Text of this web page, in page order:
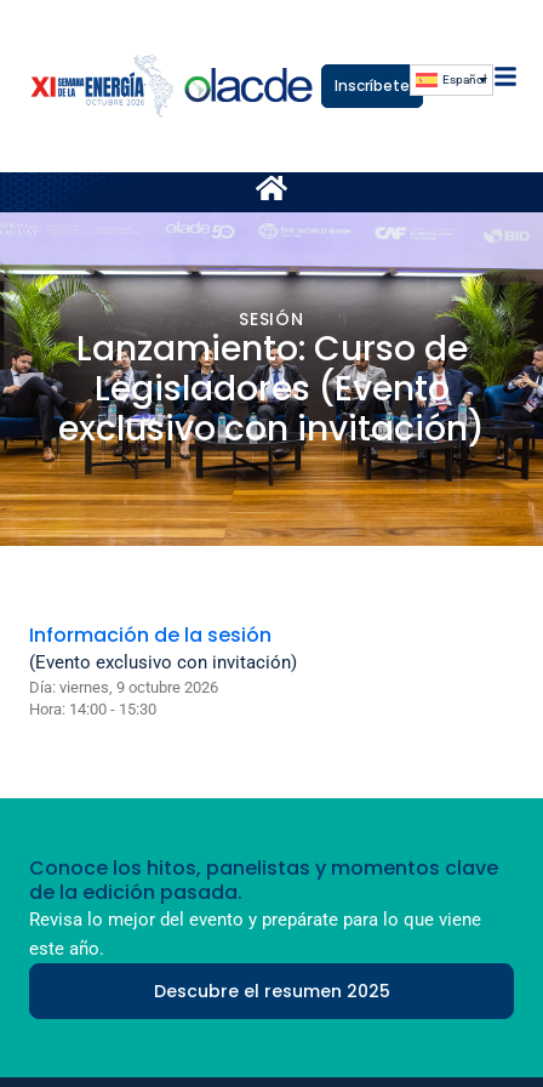
Inscríbete Español
SESIÓN
Lanzamiento: Curso de
Legisladores (Evento
exclusivo con invitación)
Información de la sesión
(Evento exclusivo con invitación)
Día: viernes, 9 octubre 2026
Hora: 14:00 - 15:30
Conoce los hitos, panelistas y momentos clave
de la edición pasada.
Revisa lo mejor del evento y prepárate para lo que viene
este año.
Descubre el resumen 2025